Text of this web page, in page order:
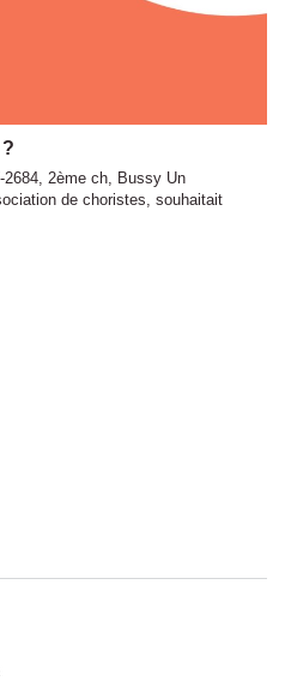
2684, 2ème ch, Bussy Un
de choristes, souhaitait